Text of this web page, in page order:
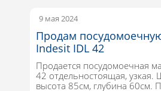
9 мая 2024
Продам
Indesit IDL 42
Продается посудомоечная
42 отдельностоящая,
высота 85см, глубина 60см.